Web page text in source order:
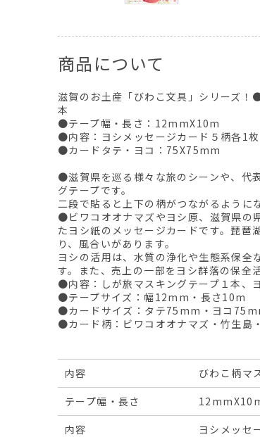
商品について
滋賀のお土産「びわこ文具」シリーズ
本
●テープ幅・長さ：12mmX10m
●内容：ヨシメッセージカード５柄各1枚
●カードタテ・ヨコ：75X75mm
●滋賀県を巡る様々な旅のシーンや、代
グテープです。
二段で貼ると上下の柄がつながるように
●ビワコオオナマズやヨシ原、滋賀県の
たヨシ紙のメッセージカードです。琵琶
り、風合いがあります。
ヨシの活用は、水質の浄化や生態系保全
す。また、売上の一部をヨシ群落の保全
●内容：しが旅マスキングテープ１本、
●テープサイズ：幅12mm・長さ10m
●カードサイズ：タテ75mm・ヨコ
●カード柄：ビワコオオナマズ・竹生島
内容
びわこ柄マ
テープ幅・長さ
内容
ヨシメッセ